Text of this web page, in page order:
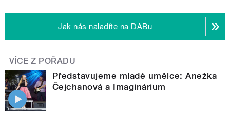
Jak nás naladíte na DABu
VÍCE Z POŘADU
Představujeme mladé umělce: Anežka
Čejchanová a Imaginárium